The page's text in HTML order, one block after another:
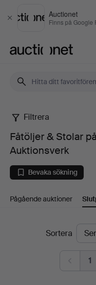
Stäng
Auctionet
Finns på Google
Fåtöljer
Stolar
på
Hammarö
Auktionsverk
Filtrera
Fåtöljer & Stolar
Auktionsverk
Bevaka sökning
Pågående auktioner
SlutpriserSortera
1